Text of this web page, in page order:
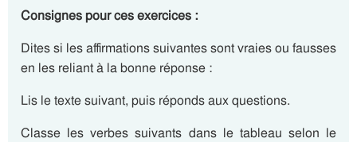
Consignes pour ces exercices :
Dites si les affirmations suivantes sont vraies ou fausses
en les reliant à la bonne réponse :
Lis le texte suivant, puis réponds aux questions.
Classe les verbes suivants dans le tableau selon le